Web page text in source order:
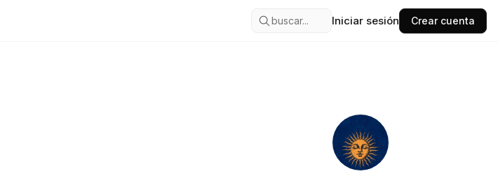
buscar... Iniciar sesión Crear cuenta